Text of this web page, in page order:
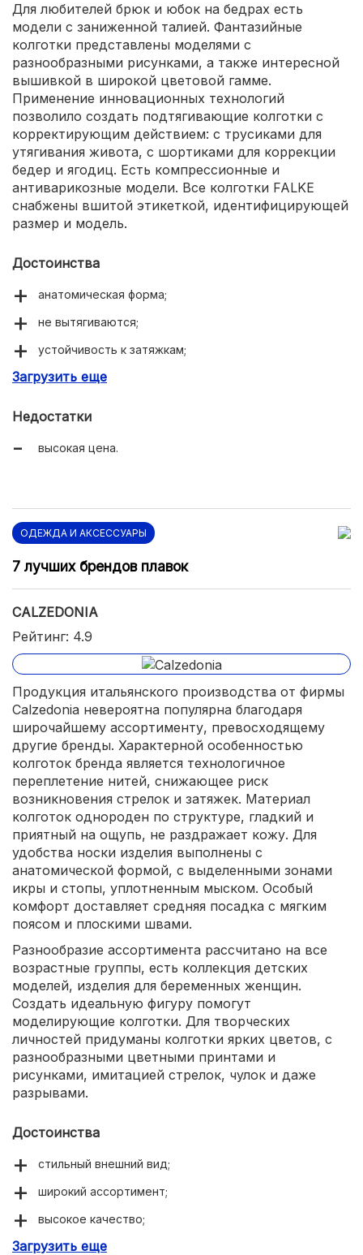
Для любителей брюк и юбок на бедрах есть
модели с заниженной талией. Фантазийные
колготки представлены моделями с
разнообразными рисунками, а также интересной
вышивкой в широкой цветовой гамме.
Применение инновационных технологий
позволило создать подтягивающие колготки с
корректирующим действием: с трусиками для
утягивания живота, с шортиками для коррекции
бедер и ягодиц. Есть компрессионные и
антиварикозные модели. Все колготки FALKE
снабжены вшитой этикеткой, идентифицирующей
размер и модель.
Достоинства
анатомическая форма;
не вытягиваются;
устойчивость к затяжкам;
комфортный материал.
Загрузить еще
Недостатки
высокая цена.
ОДЕЖДА И АКСЕССУАРЫ
7 лучших брендов плавок
CALZEDONIA
Рейтинг: 4.9
Продукция итальянского производства от фирмы
Calzedonia невероятна популярна благодаря
широчайшему ассортименту, превосходящему
другие бренды. Характерной особенностью
колготок бренда является технологичное
переплетение нитей, снижающее риск
возникновения стрелок и затяжек. Материал
колготок однороден по структуре, гладкий и
приятный на ощупь, не раздражает кожу. Для
удобства носки изделия выполнены с
анатомической формой, с выделенными зонами
икры и стопы, уплотненным мыском. Особый
комфорт доставляет средняя посадка с мягким
поясом и плоскими швами.
Разнообразие ассортимента рассчитано на все
возрастные группы, есть коллекция детских
моделей, изделия для беременных женщин.
Создать идеальную фигуру помогут
моделирующие колготки. Для творческих
личностей придуманы колготки ярких цветов, с
разнообразными цветными принтами и
рисунками, имитацией стрелок, чулок и даже
разрывами.
Достоинства
стильный внешний вид;
широкий ассортимент;
высокое качество;
анатомическая форма.
Загрузить еще